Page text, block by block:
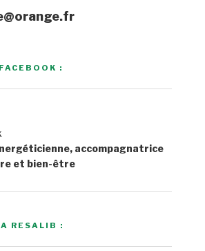
:
accompagnatrice
et bien-être
RESALIB :